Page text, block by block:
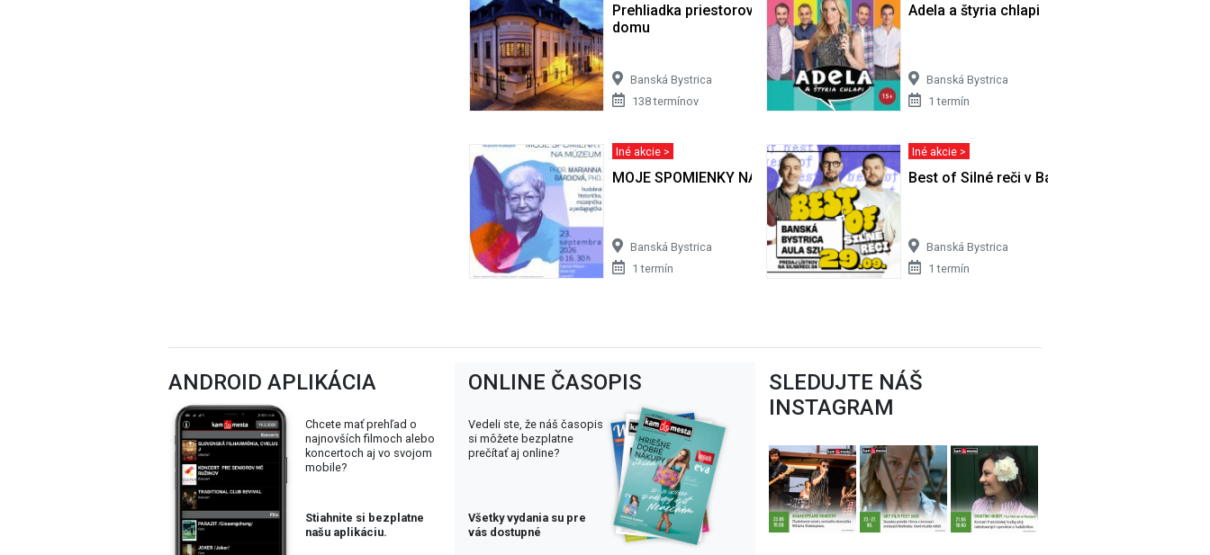
Prehliadka priestorov bývalého Župného
domu
Banská Bystrica
138 termínov
Adela a štyria chlapi
Banská Bystrica
1 termín
Iné akcie >
MOJE SPOMIENKY NA MÚZEUM
Banská Bystrica
1 termín
Iné akcie >
Best of Silné reči v Banskej Bystrici
Banská Bystrica
1 termín
ANDROID APLIKÁCIA
Chcete mať prehľad o
najnovších filmoch alebo
koncertoch aj vo svojom
mobile?
Stiahnite si bezplatne
našu aplikáciu.
ONLINE ČASOPIS
Vedeli ste, že náš časopis
si môžete bezplatne
prečítať aj online?
Všetky vydania su pre
vás dostupné
SLEDUJTE NÁŠ
INSTAGRAM